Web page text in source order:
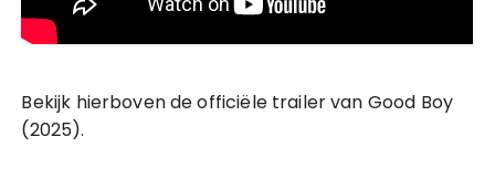
Bekijk hierboven de officiële trailer van Good Boy
(2025).